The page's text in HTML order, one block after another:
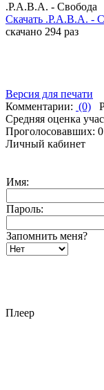
.Р.А.В.А. - Свобода
Скачать .Р.А.В.А. -
скачано 294 раз
Версия для печати
Комментарии: (0)
Средняя оценка
Проголосовавших: 0
Личный кабинет
Имя:
Пароль:
Запомнить меня?
Плеер